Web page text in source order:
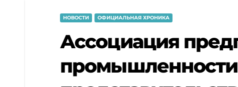
НОВОСТИ ОФИЦИАЛЬНАЯ ХРОНИКА
Ассоциация